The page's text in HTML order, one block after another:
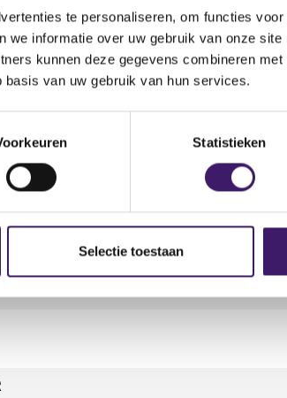
te personaliseren, om functies
we informatie over uw gebruik van onze
kunnen deze gegevens combineren
van uw gebruik van hun services.
Statistieken
Selectie toestaan